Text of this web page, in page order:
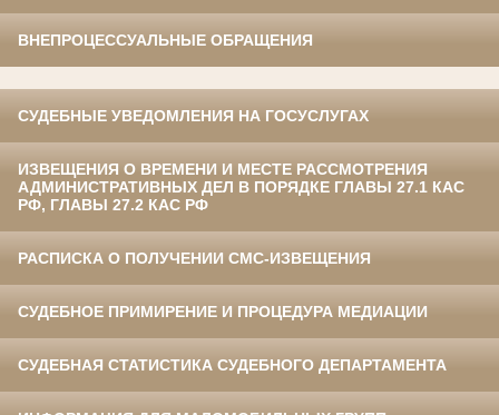
ВНЕПРОЦЕССУАЛЬНЫЕ ОБРАЩЕНИЯ
СУДЕБНЫЕ УВЕДОМЛЕНИЯ НА ГОСУСЛУГАХ
ИЗВЕЩЕНИЯ О ВРЕМЕНИ И МЕСТЕ РАССМОТРЕНИЯ
АДМИНИСТРАТИВНЫХ ДЕЛ В ПОРЯДКЕ ГЛАВЫ 27.1 КАС
РФ, ГЛАВЫ 27.2 КАС РФ
РАСПИСКА О ПОЛУЧЕНИИ СМС-ИЗВЕЩЕНИЯ
СУДЕБНОЕ ПРИМИРЕНИЕ И ПРОЦЕДУРА МЕДИАЦИИ
СУДЕБНАЯ СТАТИСТИКА СУДЕБНОГО ДЕПАРТАМЕНТА